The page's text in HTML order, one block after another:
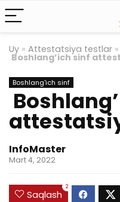
Uy » Attestatsiya testlar »
Boshlang’ich sinf
Boshlang'ich sinf
InfoMaster
Mart 4, 2022
Saqlash
2